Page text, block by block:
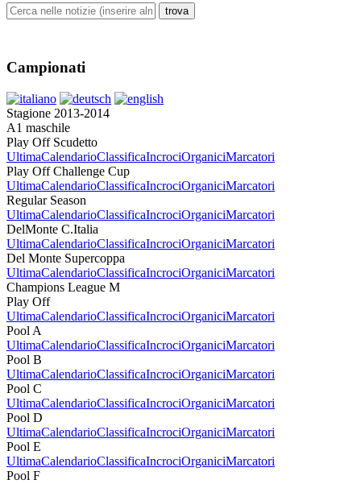
Campionati
Stagione 2013-2014
A1 maschile
Play Off Scudetto
UltimaCalendarioClassificaIncrociOrganiciMarcatori
Play Off Challenge Cup
UltimaCalendarioClassificaIncrociOrganiciMarcatori
Regular Season
UltimaCalendarioClassificaIncrociOrganiciMarcatori
DelMonte C.Italia
UltimaCalendarioClassificaIncrociOrganiciMarcatori
Del Monte Supercoppa
UltimaCalendarioClassificaIncrociOrganiciMarcatori
Champions League M
Play Off
UltimaCalendarioClassificaIncrociOrganiciMarcatori
Pool A
UltimaCalendarioClassificaIncrociOrganiciMarcatori
Pool B
UltimaCalendarioClassificaIncrociOrganiciMarcatori
Pool C
UltimaCalendarioClassificaIncrociOrganiciMarcatori
Pool D
UltimaCalendarioClassificaIncrociOrganiciMarcatori
Pool E
UltimaCalendarioClassificaIncrociOrganiciMarcatori
Pool F